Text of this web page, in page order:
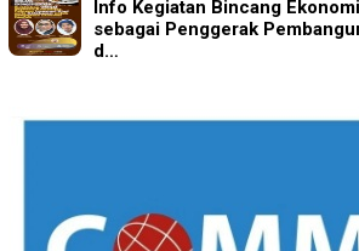
Info Kegiatan Bincang
sebagai Penggerak
d…